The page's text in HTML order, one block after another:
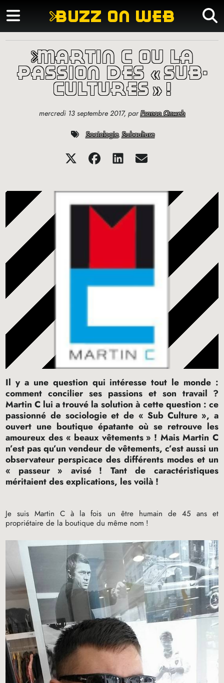
buzz on web
martin c ou la
passion des « sub-
cultures » !
mercredi 13 septembre 2017, parFranco Onweb
Sociologie,Subculture
Il y a une question qui intéresse tout le monde :
comment concilier ses passions et son travail ?
Martin C lui a trouvé la solution à cette question : ce
passionné de sociologie et de « Sub Culture », a
ouvert une boutique épatante où se retrouve les
amoureux des « beaux vêtements » ! Mais Martin C
n’est pas qu’un vendeur de vêtements, c’est aussi un
observateur perspicace des différents modes et un
«
passeur » avisé
! Tant de caractéristiques
méritaient des explications, les voilà !
Je suis Martin C à la fois un être humain de 45 ans et
propriétaire de la boutique du même nom !